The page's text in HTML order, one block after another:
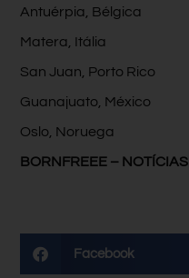
Antuérpia, Bélgica
Matera, Itália
San Juan, Porto Rico
Guanajuato, México
Oslo, Noruega
BORNFREEE – NOTÍCIAS
Facebook